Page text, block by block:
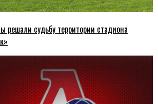
решали судьбу территории стадиона